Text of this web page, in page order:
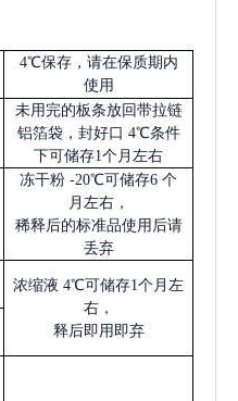
4℃保存，请在保质期内
使用
未用完的板条放回带拉链
铝箔袋，封好口 4℃条件
下可储存1个月左右
冻干粉 -20℃可储存6 个
月左右，
稀释后的标准品使用后请
丢弃
浓缩液 4℃可储存1个月左
右，
释后即用即弃